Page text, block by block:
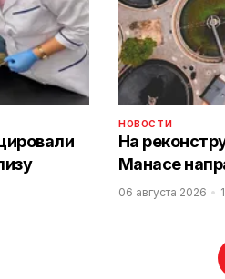
НОВОСТИ
На
Манасе
06 августа 2026